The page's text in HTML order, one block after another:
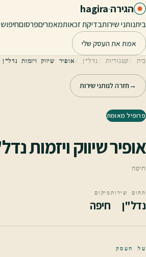
דלג לתוכן הראשי
הגירה·
hagira
ביתנותני שירותבדיקת זכאותמאמריםפרסוםחיפוש
אמת את העסק שלי
בית קטגוריות נדל"ן אופיר שיווק ויזמות נדל"ן
→חזרה לנותני שירות
פרופיל מאומת
אופיר שיווק ויזמות
חיפה
תחום שירות
נדל"ן
מיקום
חיפה
על העסק